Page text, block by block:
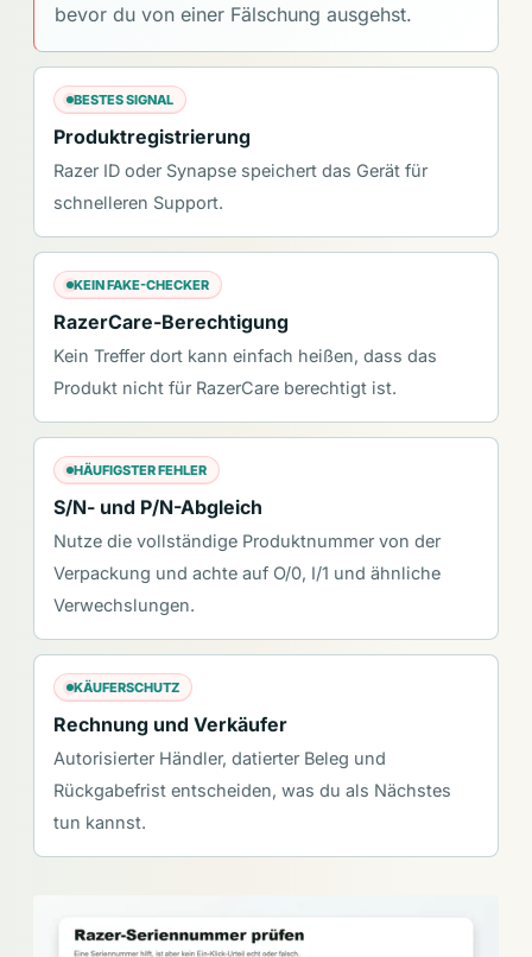
bevor du von einer Fälschung ausgehst.
BESTES SIGNAL
Produktregistrierung
Razer ID oder Synapse speichert das Gerät für
schnelleren Support.
KEIN FAKE-CHECKER
RazerCare-Berechtigung
Kein Treffer dort kann einfach heißen, dass das
Produkt nicht für RazerCare berechtigt ist.
HÄUFIGSTER FEHLER
S/N- und P/N-Abgleich
Nutze die vollständige Produktnummer von der
Verpackung und achte auf O/0, I/1 und ähnliche
Verwechslungen.
KÄUFERSCHUTZ
Rechnung und Verkäufer
Autorisierter Händler, datierter Beleg und
Rückgabefrist entscheiden, was du als Nächstes
tun kannst.